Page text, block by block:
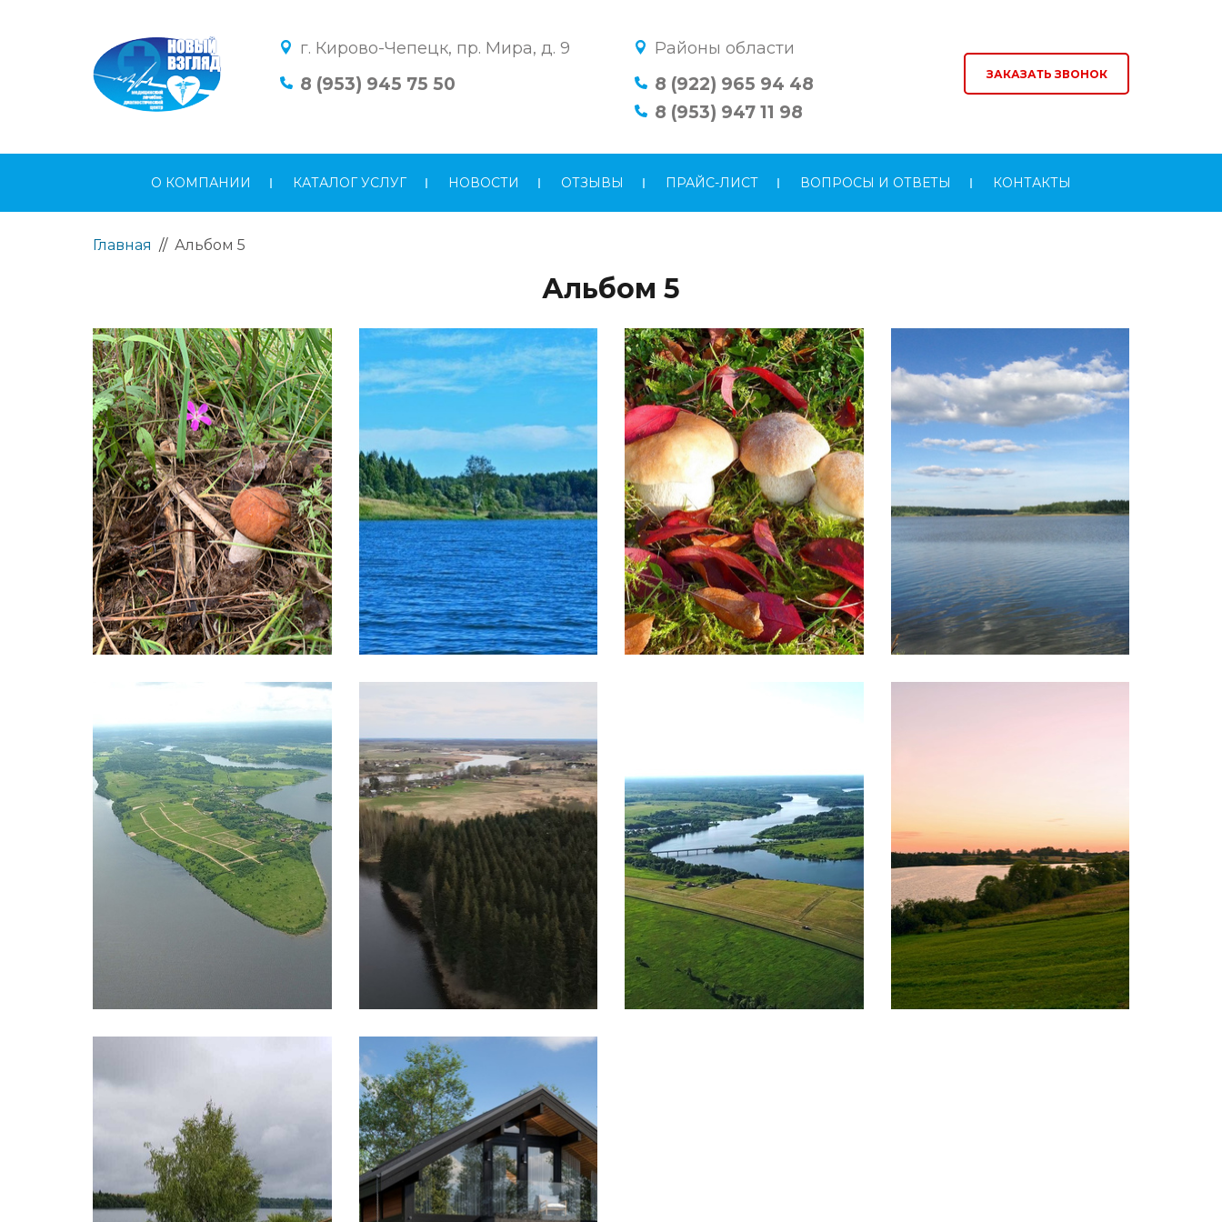
г. Кирово-Чепецк, пр. Мира, д. 9
8 (953) 945 75 50
Районы области
8 (922) 965 94 48
8 (953) 947 11 98
ЗАКАЗАТЬ ЗВОНОК
О КОМПАНИИ КАТАЛОГ УСЛУГ НОВОСТИ ОТЗЫВЫ ПРАЙС-ЛИСТ ВОПРОСЫ И ОТВЕТЫ КОНТАКТЫ
Главная // Альбом 5
Альбом 5